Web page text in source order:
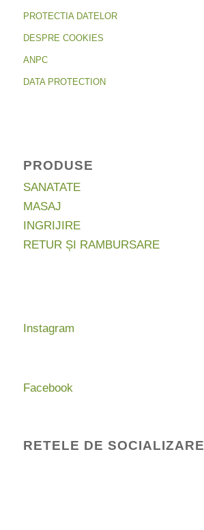
PROTECTIA DATELOR
DESPRE COOKIES
ANPC
DATA PROTECTION
PRODUSE
SANATATE
MASAJ
INGRIJIRE
RETUR ȘI RAMBURSARE
Instagram
Facebook
RETELE DE SOCIALIZARE